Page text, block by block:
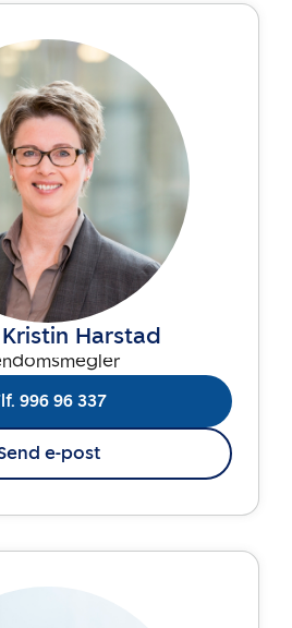
Harstad
996 96 337
e-post